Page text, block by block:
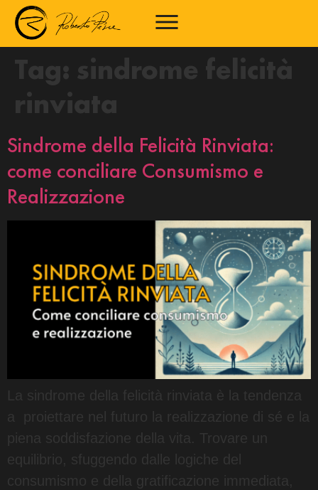
Tag: sindrome felicità
rinviata
Sindrome della Felicità Rinviata:
come conciliare Consumismo e
Realizzazione
La sindrome della felicità rinviata è la tendenza
a proiettare nel futuro la realizzazione di sé e la
piena soddisfazione della vita. Trovare un
equilibrio, sfuggendo dalle logiche del
consumismo e della gratificazione immediata,